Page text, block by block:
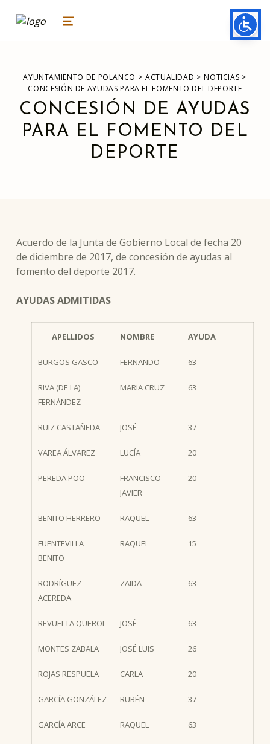
ayuntamiento de polanco
AYUNTAMIENTO DE POLANCO MENU
AYUNTAMIENTO DE POLANCO > ACTUALIDAD >NOTICIAS >
CONCESIÓN DE AYUDAS PARA EL FOMENTO DEL DEPORTE
CONCESIÓN DE AYUDAS
PARA EL FOMENTO DEL
DEPORTE
Acuerdo de la Junta de Gobierno Local de fecha 20
de diciembre de 2017, de concesión de ayudas al
fomento del deporte 2017.
AYUDAS ADMITIDAS
APELLIDOS NOMBRE AYUDA
BURGOS GASCO FERNANDO 63
RIVA (DE LA)
FERNÁNDEZ
MARIA CRUZ 63
RUIZ CASTAÑEDA JOSÉ 37
VAREA ÁLVAREZ LUCÍA 20
PEREDA POO
FRANCISCO
JAVIER
20
BENITO HERRERO RAQUEL 63
FUENTEVILLA
BENITO
RAQUEL 15
RODRÍGUEZ
ACEREDA
ZAIDA 63
REVUELTA QUEROL JOSÉ 63
MONTES ZABALA JOSÉ LUIS 26
ROJAS RESPUELA CARLA 20
GARCÍA GONZÁLEZ RUBÉN 37
GARCÍA ARCE RAQUEL 63